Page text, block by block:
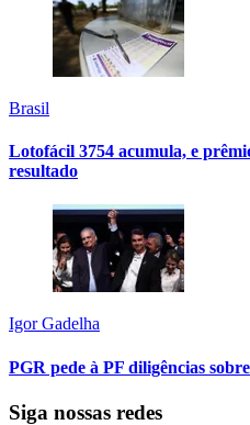
Brasil
Lotofácil 3754 acumula, e
resultado
Igor Gadelha
PGR pede à PF diligências
Siga nossas redes